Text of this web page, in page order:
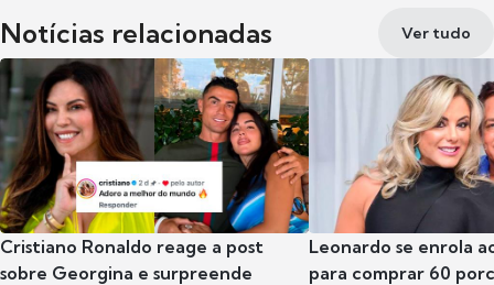
Notícias relacionadas Ver tudo
Cristiano Ronaldo reage a post
sobre Georgina e surpreende
Leonardo se enrola
para comprar 60